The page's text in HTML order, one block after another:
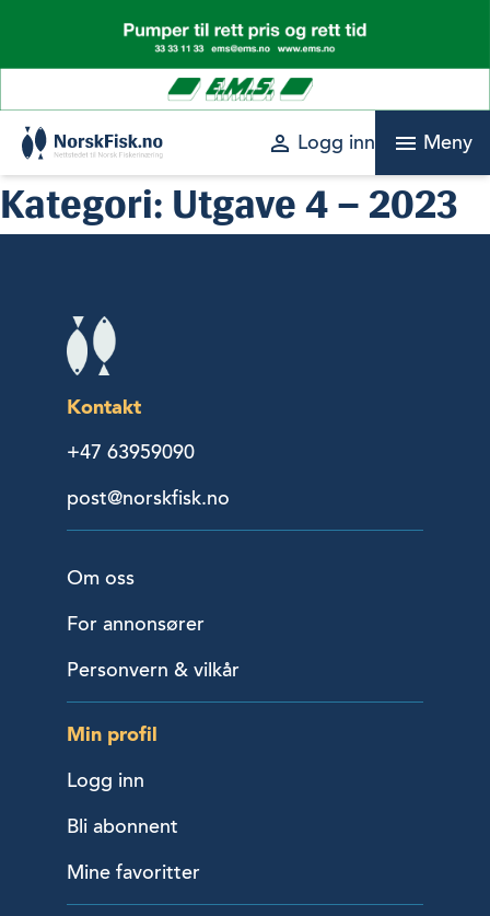
content
perm_identity Logg inn menu Meny
Kategori: Utgave 4 – 2023
Kontakt
+47 63959090
post@norskfisk.no
Om oss
For annonsører
Personvern & vilkår
Min profil
Logg inn
Bli abonnent
Mine favoritter